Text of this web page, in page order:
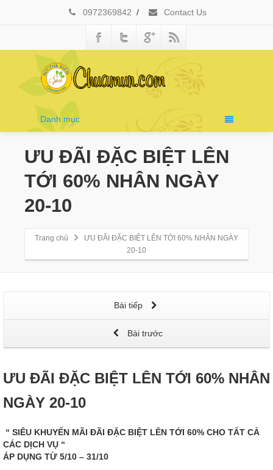
0972369842 / Contact Us
Danh mục
ƯU ĐÃI ĐẶC BIỆT LÊN
TỚI 60% NHÂN NGÀY
20-10
Trang chủ
ƯU ĐÃI ĐẶC BIỆT LÊN TỚI 60% NHÂN NGÀY
20-10
Bài tiếp
Bài trước
ƯU ĐÃI ĐẶC BIỆT LÊN TỚI 60% NHÂN
NGÀY 20-10
“ SIÊU KHUYẾN MÃI ĐÃI ĐẶC BIỆT LÊN TỚI 60% CHO TẤT CẢ
CÁC DỊCH VỤ “
ÁP DỤNG TỪ 5/10 – 31/10